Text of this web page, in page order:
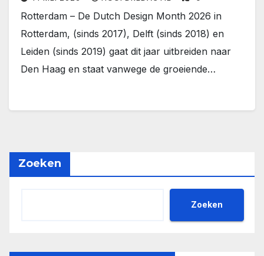
Rotterdam – De Dutch Design Month 2026 in
Rotterdam, (sinds 2017), Delft (sinds 2018) en
Leiden (sinds 2019) gaat dit jaar uitbreiden naar
Den Haag en staat vanwege de groeiende…
Zoeken
Zoeken